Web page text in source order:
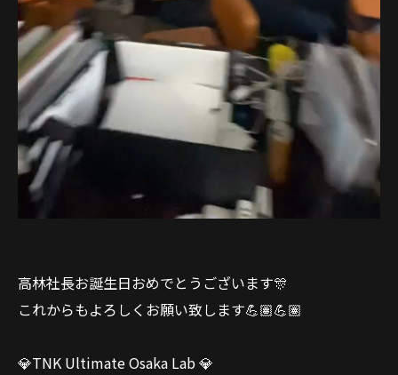
高林社長お誕生日おめでとうございます🎊
これからもよろしくお願い致します💪🏽💪🏽
💎TNK Ultimate Osaka Lab 💎